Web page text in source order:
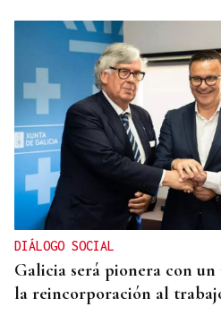
DIÁLOGO SOCIAL
Galicia será pionera con
la reincorporación al